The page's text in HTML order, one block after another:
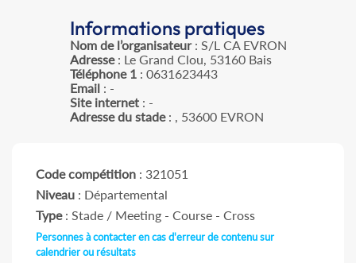
Informations pratiques
Nom de l’organisateur: S/L CA EVRON
Adresse: Le Grand Clou, 53160 Bais
Téléphone 1: 0631623443
Email: -
Site internet: -
Adresse du stade: , 53600 EVRON
Code compétition : 321051
Niveau : Départemental
Type: Stade / Meeting - Course - Cross
Personnes à contacter en cas d'erreur de contenu sur
calendrier ou résultats